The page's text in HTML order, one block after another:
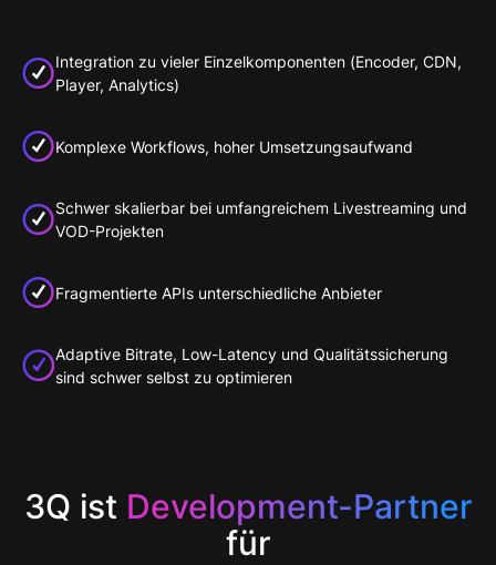
Integration zu vieler Einzelkomponenten (Encoder, CDN,
Player, Analytics)
Komplexe Workflows, hoher Umsetzungsaufwand
Schwer skalierbar bei umfangreichem Livestreaming und
VOD-Projekten
Fragmentierte APIs unterschiedliche Anbieter
Adaptive Bitrate, Low-Latency und Qualitätssicherung
sind schwer selbst zu optimieren
3Q ist Development-Partner
für